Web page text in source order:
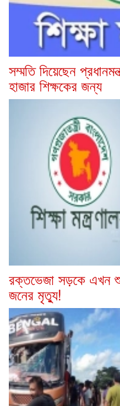
সম্মতি দিয়েছেন
হাজার শিক্ষকের জন্য
রক্তভেজা সড়কে এখন
জনের মৃত্যু!